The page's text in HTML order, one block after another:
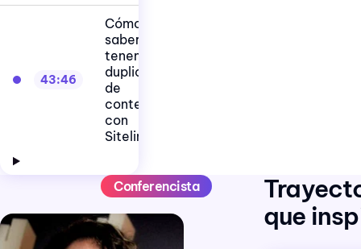
43:46
Cómo
saber si
tenemos
duplicidad
de
contenido
con
Siteliner
Conferencista
que